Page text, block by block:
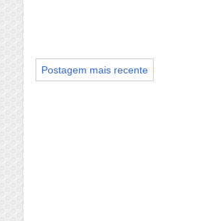
Postagem mais recente